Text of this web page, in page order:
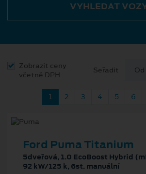
VYHLEDAT
Zobrazit ceny
včetně DPH
Seřadit
1 2 3 4 5 6
Ford Puma Titanium
5dveřová, 1.0 EcoBoost Hybrid
92 kW/125 k, 6st. manuální